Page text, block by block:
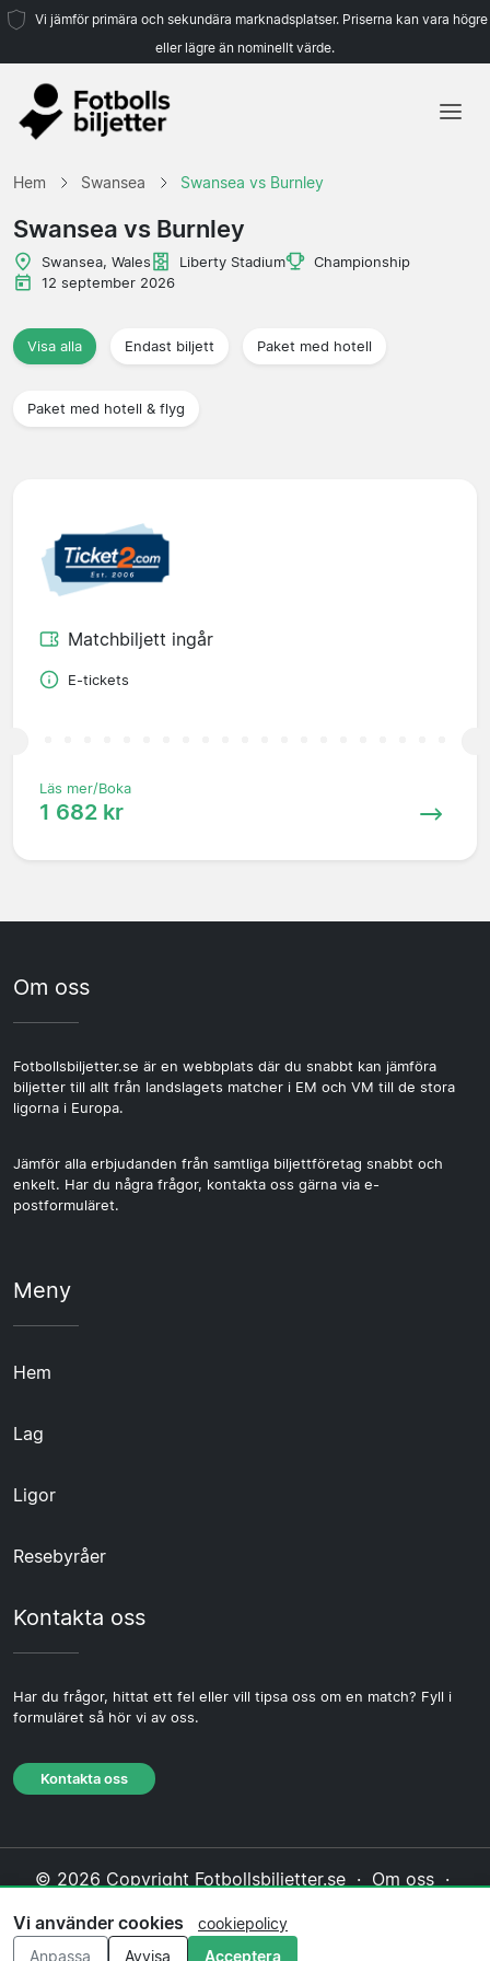
Vi jämför primära och sekundära marknadsplatser. Priserna kan vara högre
eller lägre än nominellt värde.
Ligor
Hem Swansea Swansea vs Burnley
Swansea vs Burnley
Swansea, Wales Liberty Stadium
Championship
12 september 2026
Visa alla Endast biljett Paket med hotell
Paket med hotell & flyg
Matchbiljett ingår
E-tickets
Läs mer/Boka
1 682 kr
Om oss
Fotbollsbiljetter.se är en webbplats där du snabbt kan jämföra
biljetter till allt från landslagets matcher i EM och VM till de stora
ligorna i Europa.
Jämför alla erbjudanden från samtliga biljettföretag snabbt och
enkelt. Har du några frågor, kontakta oss gärna via e-
postformuläret.
Meny
Hem
Lag
Ligor
Resebyråer
Kontakta oss
Har du frågor, hittat ett fel eller vill tipsa oss om en match? Fyll i
formuläret så hör vi av oss.
Kontakta oss
© 2026 Copyright Fotbollsbiljetter.se · Om oss ·
Redaktionell policy
Vi använder cookies
cookiepolicy
Anpassa
Avvisa Acceptera